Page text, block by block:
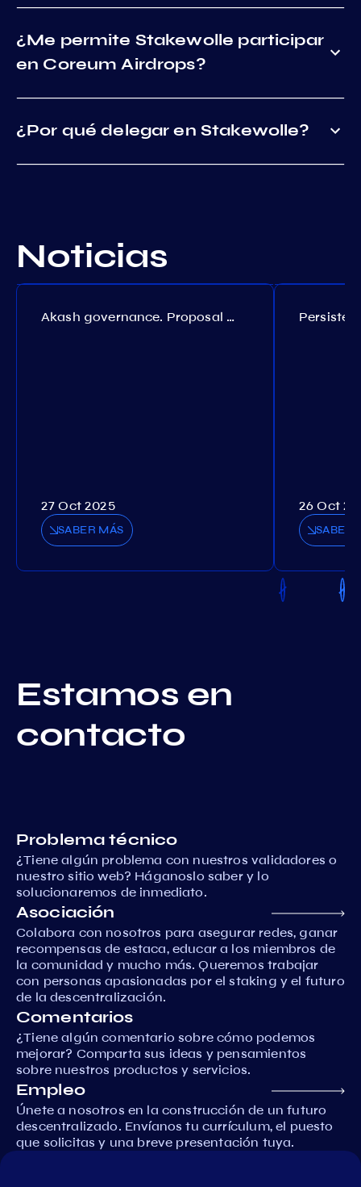
¿Me permite Stakewolle participar
en Coreum Airdrops?
¿Por qué delegar en Stakewolle?
Noticias
Akash governance. Proposal №308
27 Oct 2025
SABER MÁS
26 Oct
SABER
Estamos en
contacto
Problema técnico
¿Tiene algún problema con nuestros validadores o
nuestro sitio web? Háganoslo saber y lo
solucionaremos de inmediato.
Asociación
Colabora con nosotros para asegurar redes, ganar
recompensas de estaca, educar a los miembros de
la comunidad y mucho más. Queremos trabajar
con personas apasionadas por el staking y el futuro
de la descentralización.
Comentarios
¿Tiene algún comentario sobre cómo podemos
mejorar? Comparta sus ideas y pensamientos
sobre nuestros productos y servicios.
Empleo
Únete a nosotros en la construcción de un futuro
descentralizado. Envíanos tu currículum, el puesto
que solicitas y una breve presentación tuya.